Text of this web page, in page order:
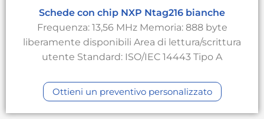
Schede con chip NXP Ntag216 bianche
Frequenza: 13,56 MHz Memoria: 888 byte
liberamente disponibili Area di lettura/scrittura
utente Standard: ISO/IEC 14443 Tipo A
Ottieni un preventivo personalizzato